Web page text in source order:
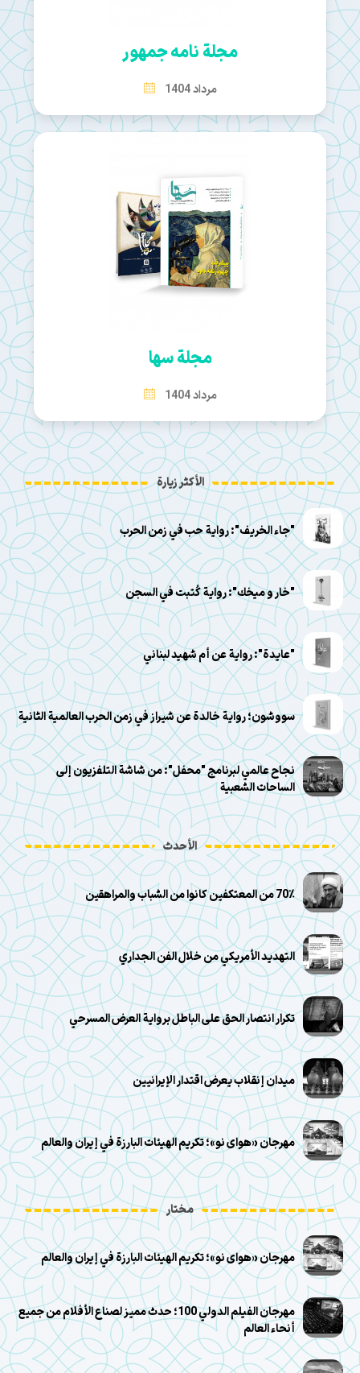
مجلة نامه جمهور
مرداد 1404
مجلة سها
مرداد 1404
الأكثر زيارة
"جاء الخريف": رواية حب في زمن الحرب
"خار و ميخك": رواية كُتبت في السجن
"عايدة": رواية عن أم شهيد لبناني
سووشون؛ رواية خالدة عن شيراز في زمن الحرب العالمية الثانية
نجاح عالمي لبرنامج "محفل": من شاشة التلفزيون إلى
الساحات الشعبية
الأحدث
70٪ من المعتكفين كانوا من الشباب والمراهقين
التهديد الأمريكي من خلال الفن الجداري
تكرار انتصار الحق على الباطل برواية العرض المسرحي
ميدان إنقلاب يعرض اقتدار الإيرانيين
مهرجان «هوای نو»؛ تكريم الهيئات البارزة في إيران والعالم
مختار
مهرجان «هوای نو»؛ تكريم الهيئات البارزة في إيران والعالم
مهرجان الفيلم الدولي 100؛ حدث مميز لصناع الأفلام من جميع
أنحاء العالم